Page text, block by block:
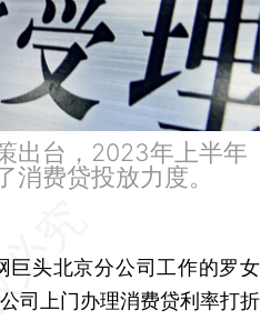
出台，2023年上半年
消费贷投放力度。
头北京分公司工作的罗女
司上门办理消费贷利率打折